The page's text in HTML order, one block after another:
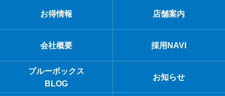
お得情報 店舗案内
会社概要 採用NAVI
ブルーボックス
BLOG
お知らせ